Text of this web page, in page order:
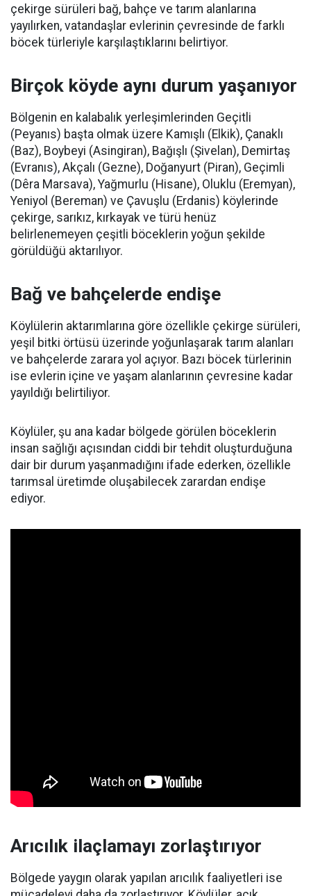
çekirge sürüleri bağ, bahçe ve tarım alanlarına
yayılırken, vatandaşlar evlerinin çevresinde de farklı
böcek türleriyle karşılaştıklarını belirtiyor.
Birçok köyde aynı durum yaşanıyor
Bölgenin en kalabalık yerleşimlerinden Geçitli
(Peyanıs) başta olmak üzere Kamışlı (Elkik), Çanaklı
(Baz), Boybeyi (Asingiran), Bağışlı (Şivelan), Demirtaş
(Evranıs), Akçalı (Gezne), Doğanyurt (Piran), Geçimli
(Dêra Marsava), Yağmurlu (Hisane), Oluklu (Eremyan),
Yeniyol (Bereman) ve Çavuşlu (Erdanis) köylerinde
çekirge, sarıkız, kırkayak ve türü henüz
belirlenemeyen çeşitli böceklerin yoğun şekilde
görüldüğü aktarılıyor.
Bağ ve bahçelerde endişe
Köylülerin aktarımlarına göre özellikle çekirge sürüleri,
yeşil bitki örtüsü üzerinde yoğunlaşarak tarım alanları
ve bahçelerde zarara yol açıyor. Bazı böcek türlerinin
ise evlerin içine ve yaşam alanlarının çevresine kadar
yayıldığı belirtiliyor.
Köylüler, şu ana kadar bölgede görülen böceklerin
insan sağlığı açısından ciddi bir tehdit oluşturduğuna
dair bir durum yaşanmadığını ifade ederken, özellikle
tarımsal üretimde oluşabilecek zarardan endişe
ediyor.
Arıcılık ilaçlamayı zorlaştırıyor
Bölgede yaygın olarak yapılan arıcılık faaliyetleri ise